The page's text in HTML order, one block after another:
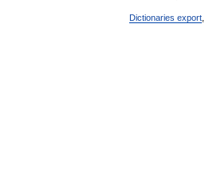
Dictionaries export